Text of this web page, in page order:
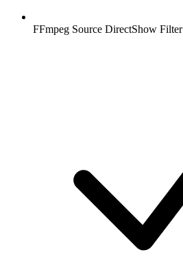
FFmpeg Source DirectShow Filter